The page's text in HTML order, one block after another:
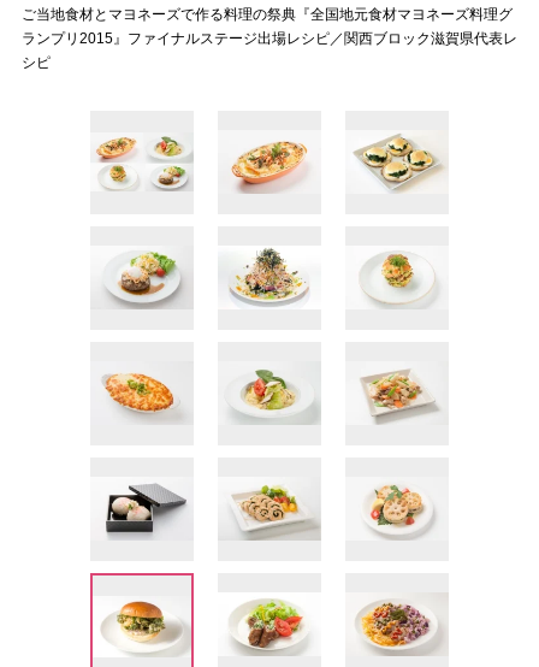
ご当地食材とマヨネーズで作る料理の祭典『全国地元食材マヨネーズ料理グ
ランプリ2015』ファイナルステージ出場レシピ／関西ブロック滋賀県代表レ
シピ